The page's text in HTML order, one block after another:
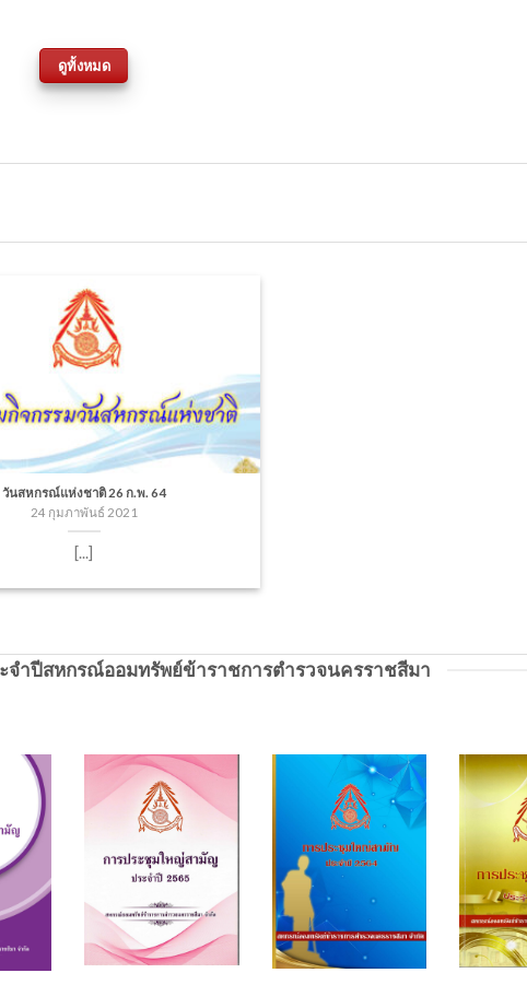
ดูทั้งหมด
วันสหกรณ์แห่งชาติ 26 ก.พ. 64
24 กุมภาพันธ์ 2021
[...]
ำปีสหกรณ์ออมทรัพย์ข้าราชการตำรวจนครราชสีมา